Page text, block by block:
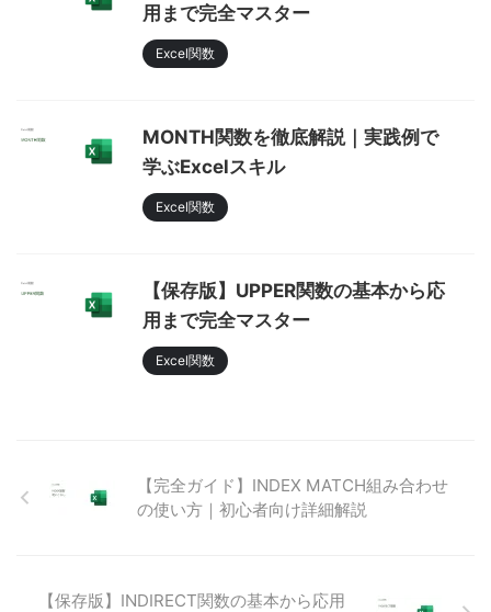
用まで完全マスター
Excel関数
MONTH関数を徹底解説｜実践例で
学ぶExcelスキル
Excel関数
【保存版】UPPER関数の基本から応
用まで完全マスター
Excel関数
【完全ガイド】INDEX MATCH組み合わせ
の使い方｜初心者向け詳細解説
【保存版】INDIRECT関数の基本から応用